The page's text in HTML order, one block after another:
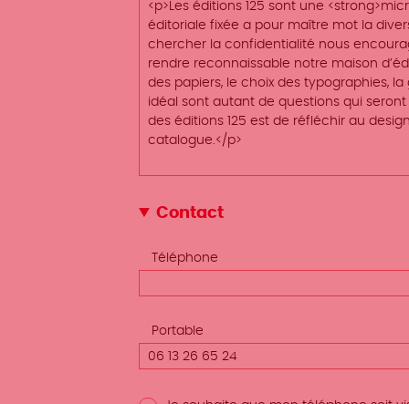
Contact
Téléphone
Portable